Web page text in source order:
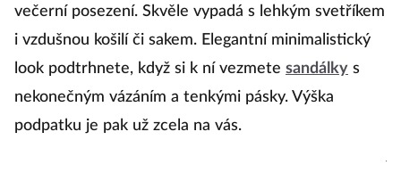
večerní posezení. Skvěle vypadá s lehkým svetříkem
i vzdušnou košilí či sakem. Elegantní minimalistický
look podtrhnete, když si k ní vezmete sandálky s
nekonečným vázáním a tenkými pásky. Výška
podpatku je pak už zcela na vás.